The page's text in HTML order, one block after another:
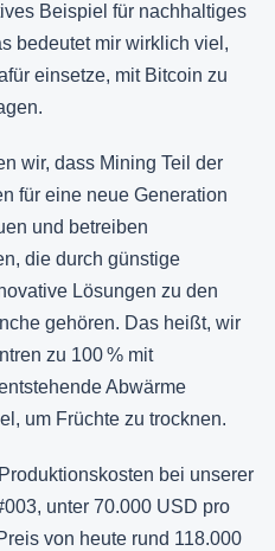
Beispiel für nachhaltiges
bedeutet mir wirklich viel,
einsetze, mit Bitcoin zu
wir, dass Mining Teil der
für eine neue Generation
und betreiben
die durch günstige
Lösungen zu den
gehören. Das heißt, wir
zu 100 % mit
Abwärme
um Früchte zu trocknen.
bei unserer
unter 70.000 USD pro
von heute rund 118.000